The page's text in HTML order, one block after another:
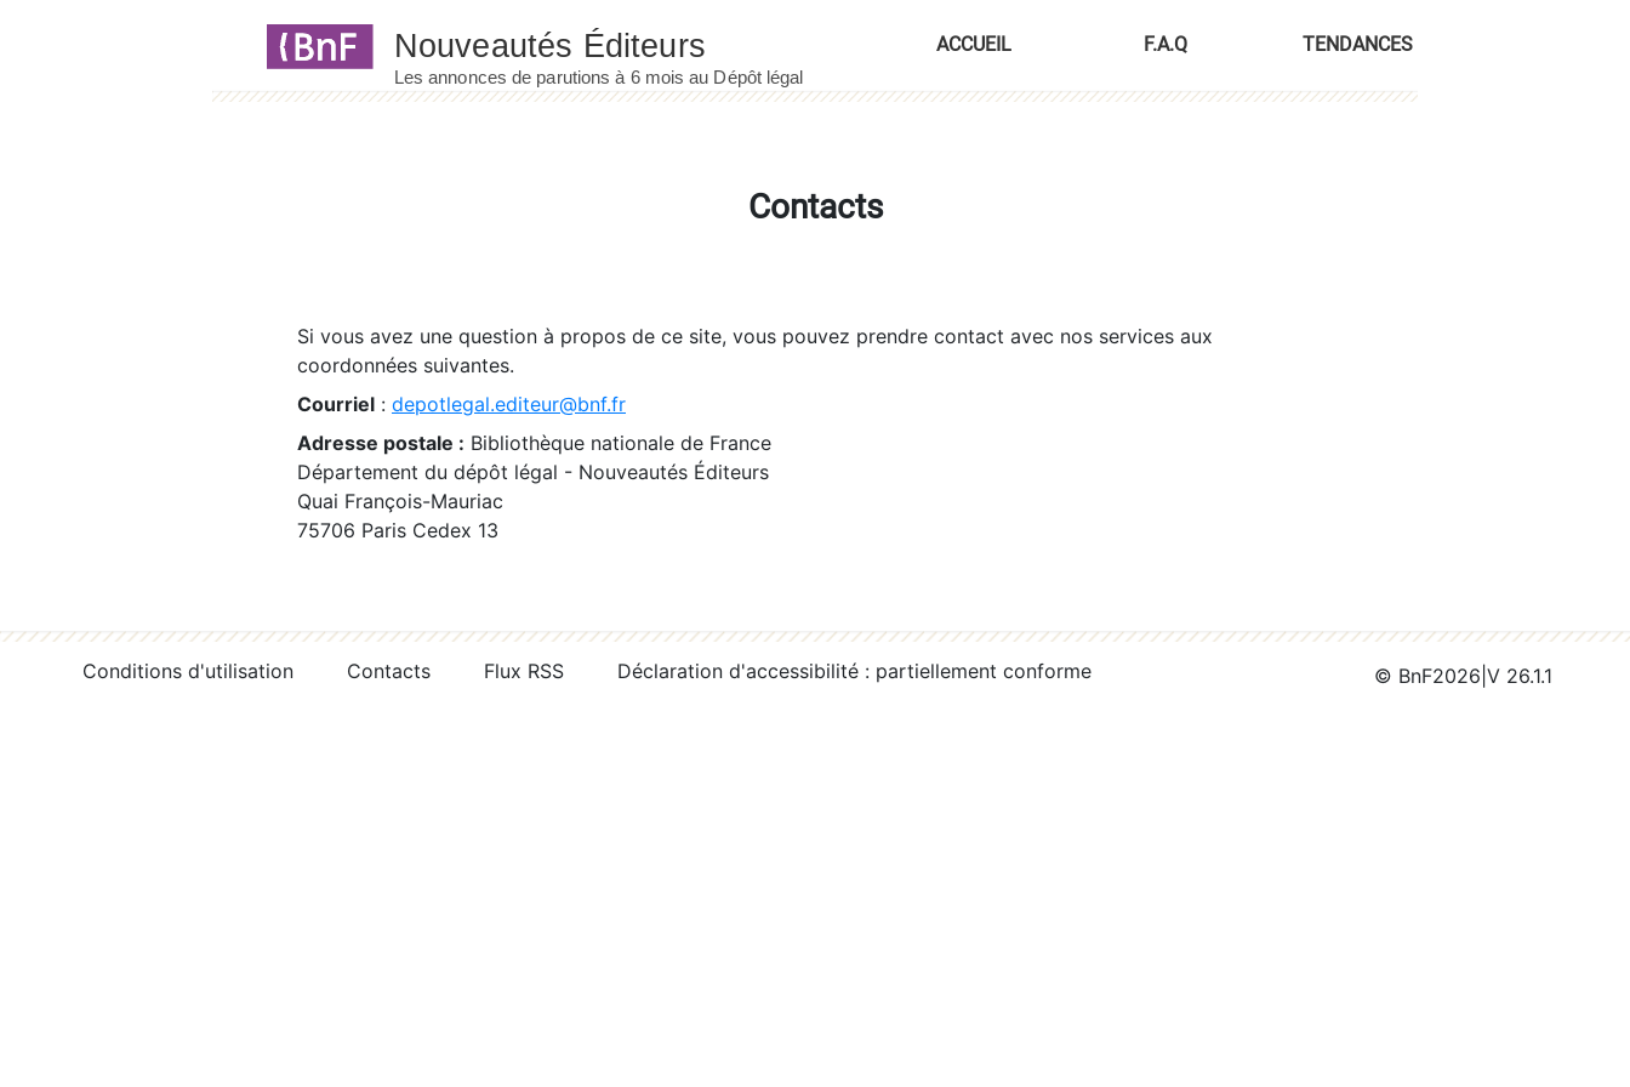
ACCUEIL F.A.Q TENDANCES
Contacts
Si vous avez une question à propos de ce site, vous pouvez prendre contact avec nos services aux
coordonnées suivantes.
Courriel : depotlegal.editeur@bnf.fr
Adresse postale : Bibliothèque nationale de France
Département du dépôt légal - Nouveautés Éditeurs
Quai François-Mauriac
75706 Paris Cedex 13
Conditions d'utilisation Contacts Flux RSS Déclaration d'accessibilité : partiellement conforme © BnF2026 V 26.1.1